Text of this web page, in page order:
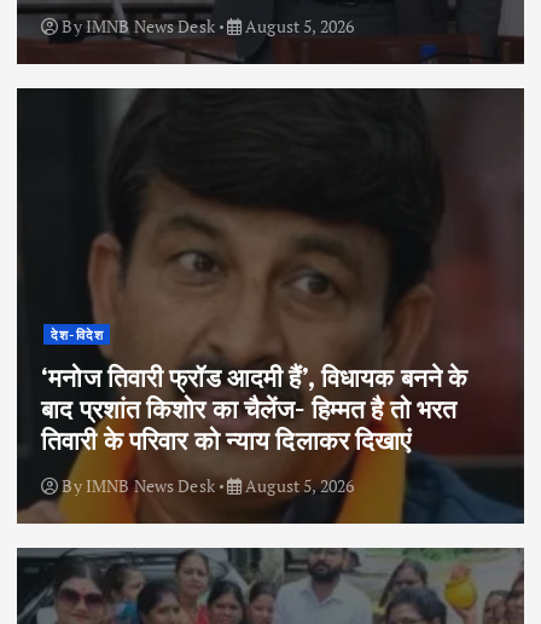
ByIMNB News Desk August 5, 2026
देश-विदेश
‘मनोज तिवारी फ्रॉड आदमी हैं’, विधायक बनने के
बाद प्रशांत किशोर का चैलेंज- हिम्मत है तो भरत
तिवारी के परिवार को न्याय दिलाकर दिखाएं
By IMNB News Desk August 5, 2026